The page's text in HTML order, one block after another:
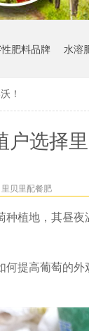
肥料品牌 水溶
！
选择
贝里配餐肥
植地，其昼
提高葡萄的